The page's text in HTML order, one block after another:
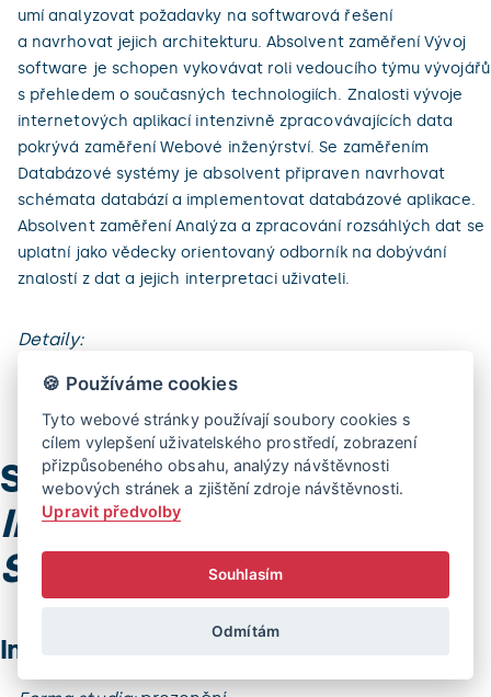
umí analyzovat požadavky na softwarová řešení
a navrhovat jejich architekturu. Absolvent zaměření Vývoj
software je schopen vykovávat roli vedoucího týmu vývojářů
s přehledem o současných technologiích. Znalosti vývoje
internetových aplikací intenzivně zpracovávajících data
pokrývá zaměření Webové inženýrství. Se zaměřením
Databázové systémy je absolvent připraven navrhovat
schémata databází a implementovat databázové aplikace.
Absolvent zaměření Analýza a zpracování rozsáhlých dat se
uplatní jako vědecky orientovaný odborník na dobývání
znalostí z dat a jejich interpretaci uživateli.
Detaily:
Studijní program
Informatika –
Softwarové systémy
Informatika – Softwarové systémy
🍪 Používáme cookies
Tyto webové stránky používají soubory cookies s
cílem vylepšení uživatelského prostředí, zobrazení
přizpůsobeného obsahu, analýzy návštěvnosti
webových stránek a zjištění zdroje návštěvnosti.
Upravit předvolby
Souhlasím
Odmítám